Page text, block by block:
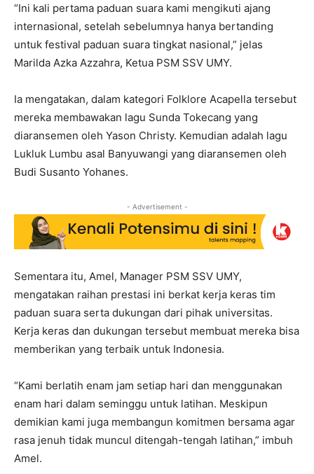
“Ini kali pertama paduan suara kami mengikuti ajang
internasional, setelah sebelumnya hanya bertanding
untuk festival paduan suara tingkat nasional,” jelas
Marilda Azka Azzahra, Ketua PSM SSV UMY.
Ia mengatakan, dalam kategori Folklore Acapella tersebut
mereka membawakan lagu Sunda Tokecang yang
diaransemen oleh Yason Christy. Kemudian adalah lagu
Lukluk Lumbu asal Banyuwangi yang diaransemen oleh
Budi Susanto Yohanes.
- Advertisement -
Sementara itu, Amel, Manager PSM SSV UMY,
mengatakan raihan prestasi ini berkat kerja keras tim
paduan suara serta dukungan dari pihak universitas.
Kerja keras dan dukungan tersebut membuat mereka bisa
memberikan yang terbaik untuk Indonesia.
“Kami berlatih enam jam setiap hari dan menggunakan
enam hari dalam seminggu untuk latihan. Meskipun
demikian kami juga membangun komitmen bersama agar
rasa jenuh tidak muncul ditengah-tengah latihan,” imbuh
Amel.